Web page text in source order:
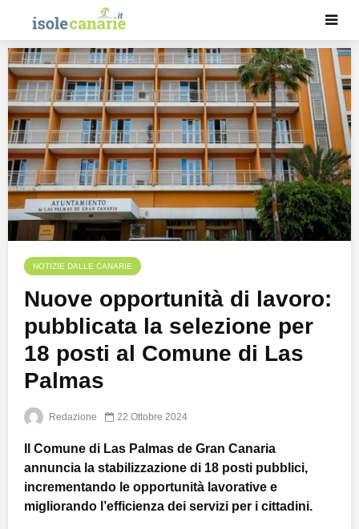
NOTIZIE DALLE CANARIE
Nuove opportunità di lavoro:
pubblicata la selezione per
18 posti al Comune di Las
Palmas
Redazione 22 Ottobre 2024
Il Comune di Las Palmas de Gran Canaria
annuncia la stabilizzazione di 18 posti pubblici,
incrementando le opportunità lavorative e
migliorando l’efficienza dei servizi per i cittadini.